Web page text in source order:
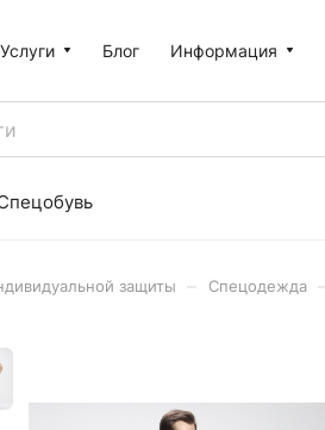
Услуги Блог Информация
защиты Спецодежда